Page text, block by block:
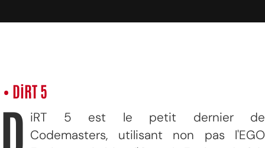
• DiRT 5
D iRT 5 est le petit dernier de
Codemasters, utilisant non pas l'EGO